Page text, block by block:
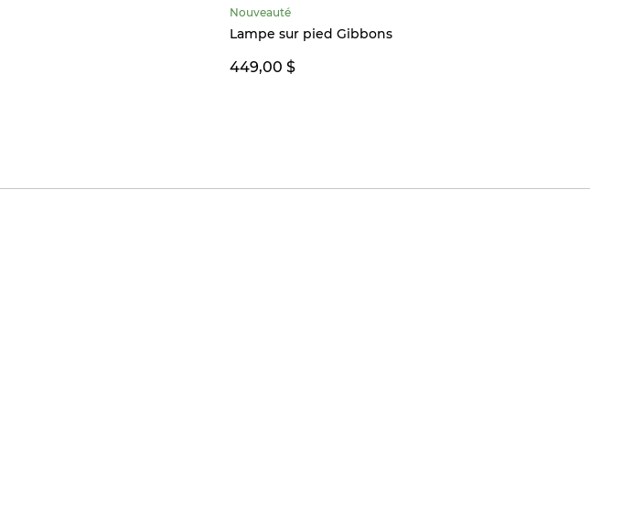
Nouveauté
Lampe sur pied Gibbons
449,00 $